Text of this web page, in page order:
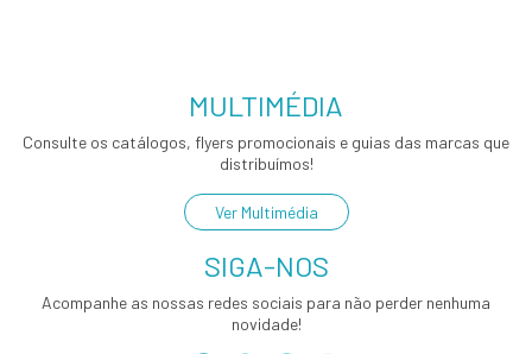
MULTIMÉDIA
Consulte os catálogos, flyers promocionais e guias das marcas que
distribuímos!
Ver Multimédia
SIGA-NOS
Acompanhe as nossas redes sociais para não perder nenhuma
novidade!